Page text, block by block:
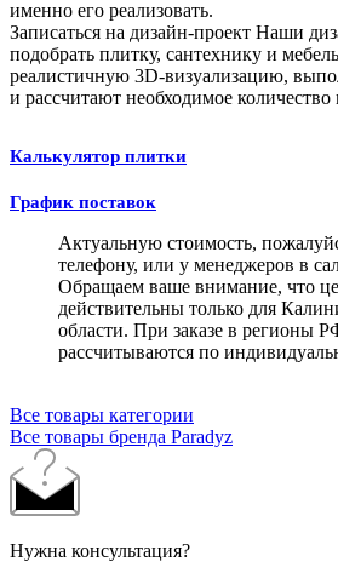
именно его реализовать.
Записаться на дизайн-проект Наши
подобрать плитку, сантехнику и
реалистичную 3D-визуализацию,
и рассчитают необходимое количество
Калькулятор плитки
График поставок
Актуальную стоимость,
телефону, или у менеджеров в
Обращаем ваше внимание, что
действительны только для
области. При заказе в регионы
рассчитываются по
Все товары категории
Все товары бренда Paradyz
Нужна консультация?